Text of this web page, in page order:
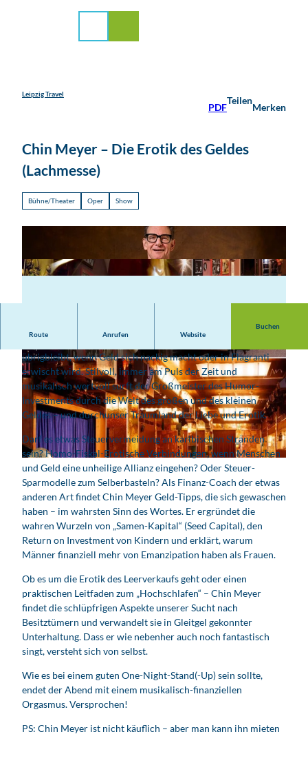
Leipzig Travel
PDF
Teilen
Merken
Chin Meyer – Die Erotik des Geldes
(Lachmesse)
Bühne/Theater Oper Show
© Holge Matthies & Michael Holz
© Academixer
Route Anrufen Website
Buchen
übrigbleibt, wenn Geld sich nackig macht oder in Flagranti
erwischt wird. Stilvoll, immer am Puls der Zeit und
musikalisch wertvoll surft der Großmeister des Humor-
Investments durch die Welt des großen und des kleinen
Geldes – und durchunser Traumland der Liebe und Erotik.
Darf es etwas Steuervermeidung an karibischen Stränden
sein? Homo-Fiskal-Erotische Verbindungen, wenn Menschen
und Geld eine unheilige Allianz eingehen? Oder Steuer-
Sparmodelle zum Selberbasteln? Als Finanz-Coach der etwas
anderen Art findet Chin Meyer Geld-Tipps, die sich gewaschen
haben – im wahrsten Sinn des Wortes. Er ergründet die
wahren Wurzeln von „Samen-Kapital“ (Seed Capital), den
Return on Investment von Kindern und erklärt, warum
Männer finanziell mehr von Emanzipation haben als Frauen.
Ob es um die Erotik des Leerverkaufs geht oder einen
praktischen Leitfaden zum „Hochschlafen“ – Chin Meyer
findet die schlüpfrigen Aspekte unserer Sucht nach
Besitztümern und verwandelt sie in Gleitgel gekonnter
Unterhaltung. Dass er wie nebenher auch noch fantastisch
singt, versteht sich von selbst.
Wie es bei einem guten One-Night-Stand(-Up) sein sollte,
endet der Abend mit einem musikalisch-finanziellen
Orgasmus. Versprochen!
PS: Chin Meyer ist nicht käuflich – aber man kann ihn mieten